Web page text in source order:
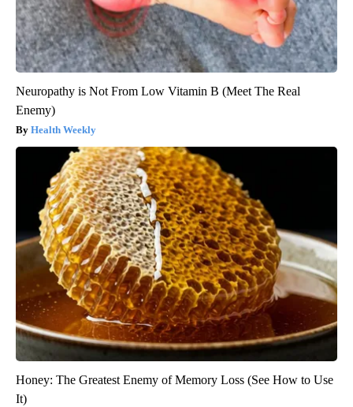
Neuropathy is Not From Low Vitamin B (Meet The Real
Enemy)
Health Weekly
Honey: The Greatest Enemy of Memory Loss (See How to Use
It)